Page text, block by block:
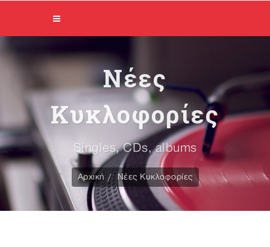
Νέες
Κυκλοφορίες
Singles, CDs, albums
Αρχική Νέες Κυκλοφορίες